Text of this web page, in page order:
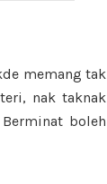
memang tak
nak taknak
boleh